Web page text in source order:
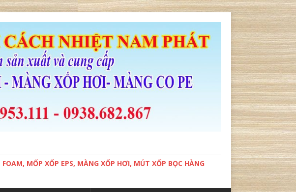
MỐP XỐP EPS, MÀNG XỐP HƠI, MÚT XỐP BỌC HÀNG